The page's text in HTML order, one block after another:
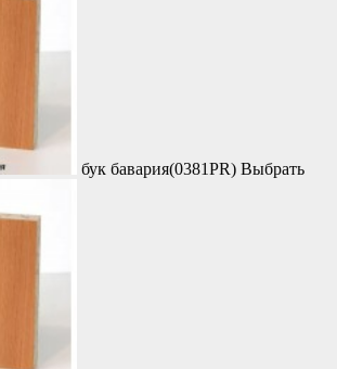
бук бавария(0381PR) Выбрать